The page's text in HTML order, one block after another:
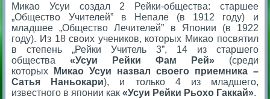
Микао Усуи создал 2 Рейки-общества: старшее
„Общество Учителей” в Непале (в 1912 году) и
младшее „Общество Лечителей” в Японии (в 1922
году). Из 18 своих учеников, которых Микао посвятил
в степень „Рейки Учитель 3”, 14 из старшего
общества«Усуи Рейки Фам Рей»(среди
которых
Микао Усуи назвал своего приемника –
Сатья Наньокари), и только 4 из младшего,
известного в японии как«Усуи Рейки Рьохо Гаккай».